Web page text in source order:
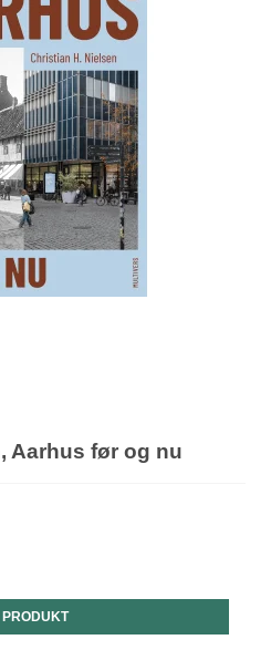
Aarhus før og nu
PRODUKT